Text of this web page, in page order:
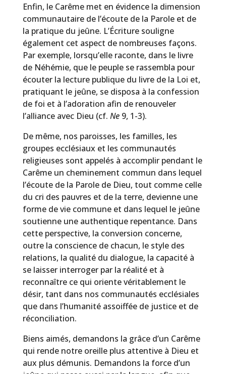
Enfin, le Carême met en évidence la dimension
communautaire de l’écoute de la Parole et de
la pratique du jeûne. L’Écriture souligne
également cet aspect de nombreuses façons.
Par exemple, lorsqu’elle raconte, dans le livre
de Néhémie, que le peuple se rassembla pour
écouter la lecture publique du livre de la Loi et,
pratiquant le jeûne, se disposa à la confession
de foi et à l’adoration afin de renouveler
l’alliance avec Dieu (cf. Ne 9, 1-3).
De même, nos paroisses, les familles, les
groupes ecclésiaux et les communautés
religieuses sont appelés à accomplir pendant le
Carême un cheminement commun dans lequel
l’écoute de la Parole de Dieu, tout comme celle
du cri des pauvres et de la terre, devienne une
forme de vie commune et dans lequel le jeûne
soutienne une authentique repentance. Dans
cette perspective, la conversion concerne,
outre la conscience de chacun, le style des
relations, la qualité du dialogue, la capacité à
se laisser interroger par la réalité et à
reconnaître ce qui oriente véritablement le
désir, tant dans nos communautés ecclésiales
que dans l’humanité assoiffée de justice et de
réconciliation.
Biens aimés, demandons la grâce d’un Carême
qui rende notre oreille plus attentive à Dieu et
aux plus démunis. Demandons la force d’un